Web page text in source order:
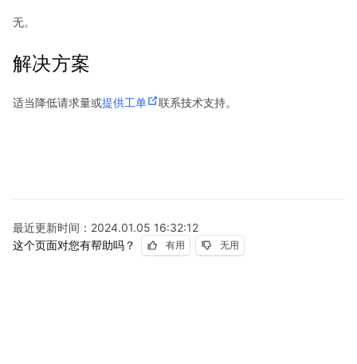
无。
解决方案
适当降低请求量或提供工单 联系技术支持。
最近更新时间： 2024.01.05 16:32:12
这个页面对您有帮助吗？
有用 无用